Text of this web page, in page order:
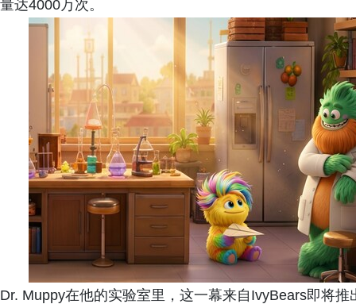
量达4000万次。
Dr. Muppy在他的实验室里，这一幕来自IvyBears即将